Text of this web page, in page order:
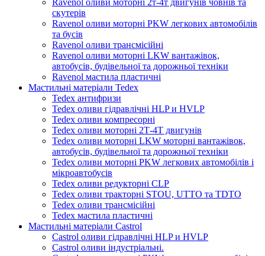
скутерів
Ravenol оливи моторні PKW легкових автомобілів
та бусів
Ravenol оливи трансмісійні
Ravenol оливи моторні LKW вантажівок,
автобусів, будівельної та дорожньої техніки
Ravenol мастила пластичні
Мастильні матеріали Tedex
Tedex антифризи
Tedex оливи гідравлічні HLP и HVLP
Tedex оливи компресорні
Tedex оливи моторні 2Т-4Т двигунів
Tedex оливи моторні LKW моторні вантажівок,
автобусів, будівельної та дорожньої техніки
Tedex оливи моторні PKW легкових автомобілів і
мікроавтобусів
Tedex оливи редукторні CLP
Tedex оливи тракторні STOU, UTTO та TDTO
Tedex оливи трансмісійні
Tedex мастила пластичні
Мастильні матеріали Castrol
Castrol оливи гідравлічні HLP и HVLP
Castrol оливи індустріальні.